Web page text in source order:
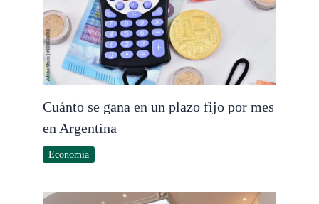
Cuánto se gana en un plazo fijo por mes
en Argentina
Economía